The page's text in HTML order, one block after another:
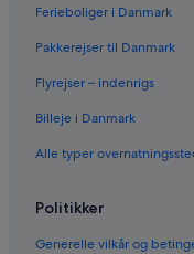
Ferieboliger i Danmark
Pakkerejser til Danmark
Flyrejser – indenrigs
Billeje i Danmark
Alle typer
Politikker
Generelle vilkår og